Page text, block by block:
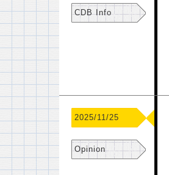
CDB Info
2025/11/25
Opinion